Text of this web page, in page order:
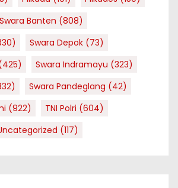
Swara Banten (808)
Swara Depok (73)
Swara Indramayu (323)
Swara Pandeglang (42)
(922) TNI Polri (604)
(117)